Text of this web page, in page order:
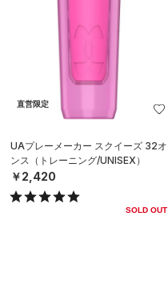
直営限定
UAプレーメーカー スクイーズ 32オ
ンス（トレーニング/UNISEX）
￥2,420
SOLD OUT